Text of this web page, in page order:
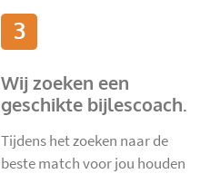
3
Wij zoeken een
geschikte bijlescoach.
Tijdens het zoeken naar de
beste match voor jou houden